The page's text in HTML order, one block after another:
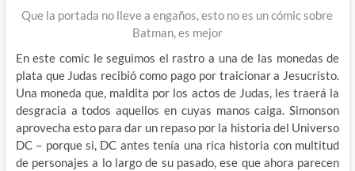
Que la portada no lleve a engaños, esto no es un cómic sobre
Batman, es mejor
En este comic le seguimos el rastro a una de las monedas de
plata que Judas recibió como pago por traicionar a Jesucristo.
Una moneda que, maldita por los actos de Judas, les traerá la
desgracia a todos aquellos en cuyas manos caiga. Simonson
aprovecha esto para dar un repaso por la historia del Universo
DC – porque si, DC antes tenía una rica historia con multitud
de personajes a lo largo de su pasado, ese que ahora parecen